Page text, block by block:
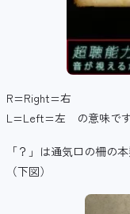
R=Right=右
L=Left=左 の意味です
「？」は通気口の柵の
（下図）